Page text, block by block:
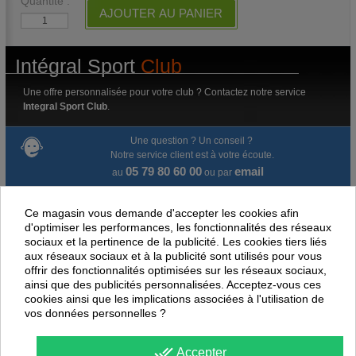
AJOUTER AU PANIER
Intégral Sport Club
Une offre personnalisée pour votre club ? Contactez notre service
Integral Sport Club
Une question ? Un conseil ?
Notre service client est à votre écoute.
au 05 79 80 60 00ou par email
Paiement en ligne 100% sécurisé
Paiement par virement
Satisfait ou remboursé jusqu'à 60 jours
NOUS PENSONS QUE CES ARTICLES
Ce magasin vous demande d'accepter les cookies afin
d'optimiser les performances, les fonctionnalités des réseaux
sociaux et la pertinence de la publicité. Les cookies tiers liés
aux réseaux sociaux et à la publicité sont utilisés pour vous
offrir des fonctionnalités optimisées sur les réseaux sociaux,
ainsi que des publicités personnalisées. Acceptez-vous ces
cookies ainsi que les implications associées à l'utilisation de
vos données personnelles ?
Accepter